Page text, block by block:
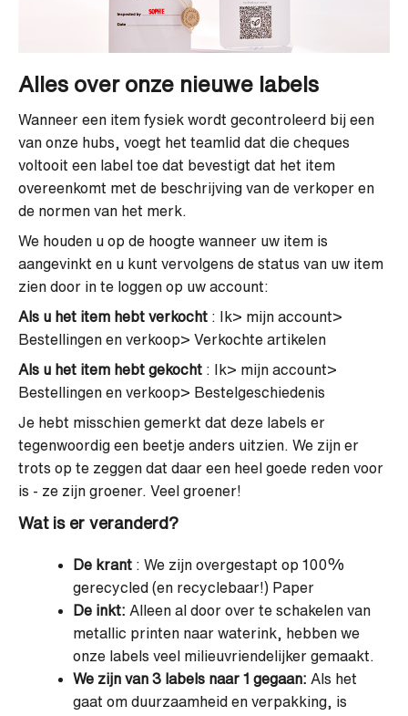
Alles over onze nieuwe labels
Wanneer een item fysiek wordt gecontroleerd bij een
van onze hubs, voegt het teamlid dat die cheques
voltooit een label toe dat bevestigt dat het item
overeenkomt met de beschrijving van de verkoper en
de normen van het merk.
We houden u op de hoogte wanneer uw item is
aangevinkt en u kunt vervolgens de status van uw item
zien door in te loggen op uw account:
Als u het item hebt verkocht : Ik> mijn account>
Bestellingen en verkoop> Verkochte artikelen
Als u het item hebt gekocht : Ik> mijn account>
Bestellingen en verkoop> Bestelgeschiedenis
Je hebt misschien gemerkt dat deze labels er
tegenwoordig een beetje anders uitzien. We zijn er
trots op te zeggen dat daar een heel goede reden voor
is - ze zijn groener. Veel groener!
Wat is er veranderd?
De krant : We zijn overgestapt op 100%
gerecycled (en recyclebaar!) Paper
De inkt: Alleen al door over te schakelen van
metallic printen naar waterink, hebben we
onze labels veel milieuvriendelijker gemaakt.
We zijn van 3 labels naar 1 gegaan: Als het
gaat om duurzaamheid en verpakking, is